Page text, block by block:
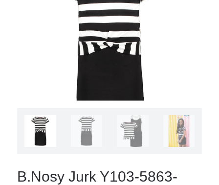
B.Nosy Jurk Y103-5863-